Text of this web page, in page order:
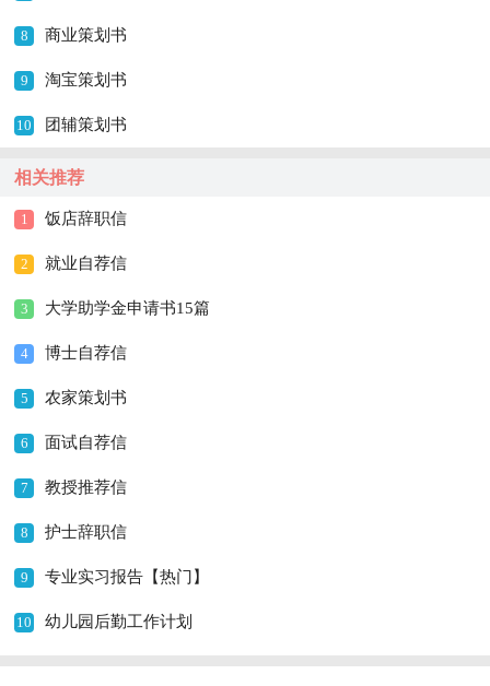
8 商业策划书
9 淘宝策划书
10 团辅策划书
相关推荐
1 饭店辞职信
2 就业自荐信
3 大学助学金申请书15篇
4 博士自荐信
5 农家策划书
6 面试自荐信
7 教授推荐信
8 护士辞职信
9 专业实习报告【热门】
10 幼儿园后勤工作计划